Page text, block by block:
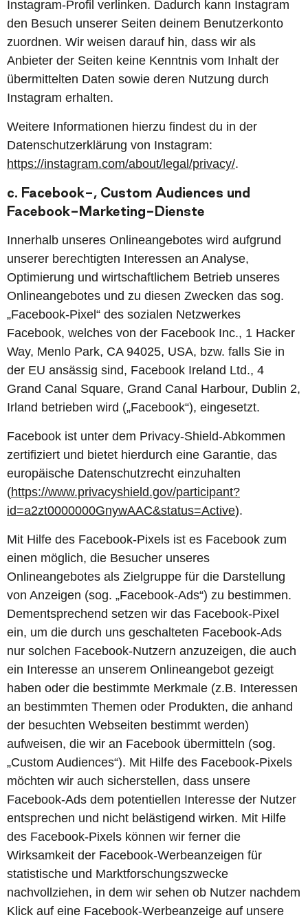
Instagram-Profil verlinken. Dadurch kann Instagram
den Besuch unserer Seiten deinem Benutzerkonto
zuordnen. Wir weisen darauf hin, dass wir als
Anbieter der Seiten keine Kenntnis vom Inhalt der
übermittelten Daten sowie deren Nutzung durch
Instagram erhalten.
Weitere Informationen hierzu findest du in der
Datenschutzerklärung von Instagram:
https://instagram.com/about/legal/privacy/.
c. Facebook-, Custom Audiences und
Facebook-Marketing-Dienste
Innerhalb unseres Onlineangebotes wird aufgrund
unserer berechtigten Interessen an Analyse,
Optimierung und wirtschaftlichem Betrieb unseres
Onlineangebotes und zu diesen Zwecken das sog.
„Facebook-Pixel“ des sozialen Netzwerkes
Facebook, welches von der Facebook Inc., 1 Hacker
Way, Menlo Park, CA 94025, USA, bzw. falls Sie in
der EU ansässig sind, Facebook Ireland Ltd., 4
Grand Canal Square, Grand Canal Harbour, Dublin 2,
Irland betrieben wird („Facebook“), eingesetzt.
Facebook ist unter dem Privacy-Shield-Abkommen
zertifiziert und bietet hierdurch eine Garantie, das
europäische Datenschutzrecht einzuhalten
(https://www.privacyshield.gov/participant?
id=a2zt0000000GnywAAC&status=Active).
Mit Hilfe des Facebook-Pixels ist es Facebook zum
einen möglich, die Besucher unseres
Onlineangebotes als Zielgruppe für die Darstellung
von Anzeigen (sog. „Facebook-Ads“) zu bestimmen.
Dementsprechend setzen wir das Facebook-Pixel
ein, um die durch uns geschalteten Facebook-Ads
nur solchen Facebook-Nutzern anzuzeigen, die auch
ein Interesse an unserem Onlineangebot gezeigt
haben oder die bestimmte Merkmale (z.B. Interessen
an bestimmten Themen oder Produkten, die anhand
der besuchten Webseiten bestimmt werden)
aufweisen, die wir an Facebook übermitteln (sog.
„Custom Audiences“). Mit Hilfe des Facebook-Pixels
möchten wir auch sicherstellen, dass unsere
Facebook-Ads dem potentiellen Interesse der Nutzer
entsprechen und nicht belästigend wirken. Mit Hilfe
des Facebook-Pixels können wir ferner die
Wirksamkeit der Facebook-Werbeanzeigen für
statistische und Marktforschungszwecke
nachvollziehen, in dem wir sehen ob Nutzer nachdem
Klick auf eine Facebook-Werbeanzeige auf unsere